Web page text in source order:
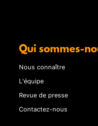
Qui sommes-
Nous connaître
L'équipe
Revue de presse
Contactez-nous